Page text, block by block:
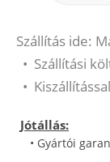
Szállítás ide:
• Szállítási
•
Jótállás:
• Gyártói